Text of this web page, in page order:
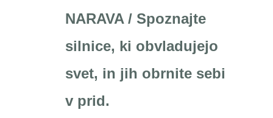
NARAVA / Spoznajte
silnice, ki obvladujejo
svet, in jih obrnite sebi
v prid.